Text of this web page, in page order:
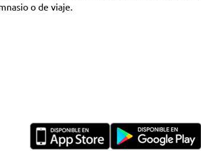
o de viaje.